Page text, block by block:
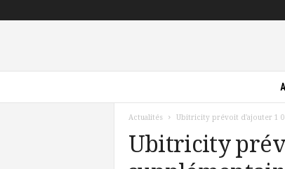
Actualités Ubitricity prévoit d'ajouter 1
Ubitricity